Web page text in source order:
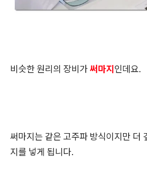
비슷한 원리의 장비가써마지인데요.
써마지는 같은 고주파 방식이지만 더
지를 넣게 됩니다.